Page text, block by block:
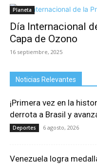
Planeta
Día Internacional
Capa de Ozono
16 septiembre, 2025
Noticias Relevantes
¡Primera vez en la
derrota a Brasil y
Deportes 6 agosto, 2026
Venezuela logra